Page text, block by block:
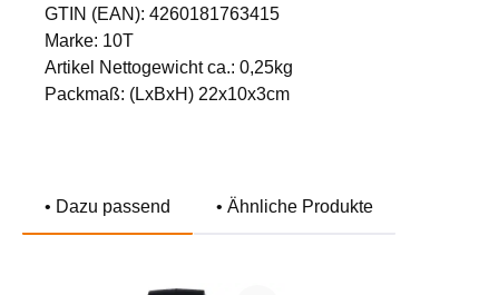
GTIN (EAN): 4260181763415
Marke: 10T
Artikel Nettogewicht ca.: 0,25kg
Packmaß: (LxBxH) 22x10x3cm
• Dazu passend • Ähnliche Produkte